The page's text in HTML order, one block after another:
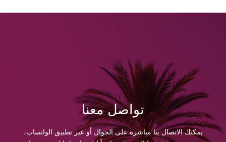
تواصل معنا
يمكنك الاتصال بنا مباشرة على الجوال أو عبر تطبيق الواتساب،